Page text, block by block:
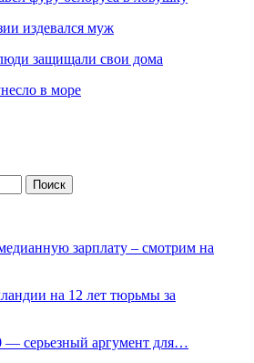
издевался муж
защищали свои дома
в море
зарплату – смотрим на
на 12 лет тюрьмы за
серьезный аргумент для…